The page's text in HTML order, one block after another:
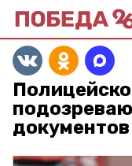
документов